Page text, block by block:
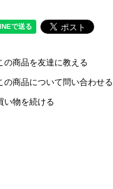
の商品を友達に教える
の商品について問い合わせる
い物を続ける